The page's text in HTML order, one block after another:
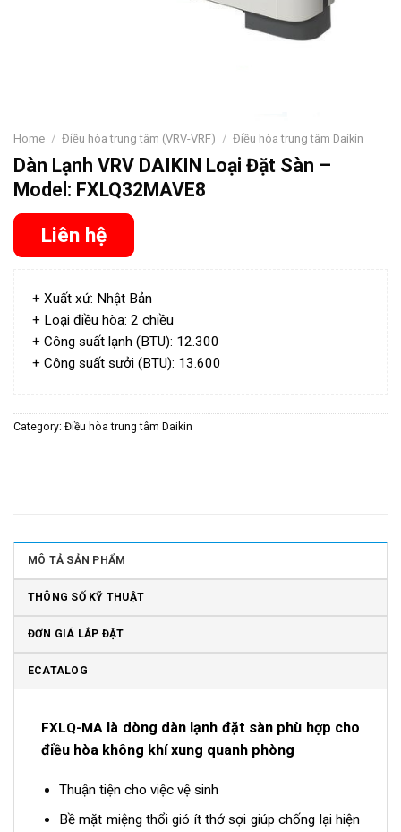
Home / Điều hòa trung tâm (VRV-VRF) / Điều hòa trung tâm Daikin
Dàn Lạnh VRV DAIKIN Loại Đặt Sàn –
Model: FXLQ32MAVE8
Liên hệ
+ Xuất xứ: Nhật Bản
+ Loại điều hòa: 2 chiều
+ Công suất lạnh (BTU): 12.300
+ Công suất sưởi (BTU): 13.600
Category: Điều hòa trung tâm Daikin
MÔ TẢ SẢN PHẨM
THÔNG SỐ KỸ THUẬT
ĐƠN GIÁ LẮP ĐẶT
ECATALOG
FXLQ-MA là dòng dàn lạnh đặt sàn phù hợp cho
điều hòa không khí xung quanh phòng
Thuận tiện cho việc vệ sinh
Bề mặt miệng thổi gió ít thớ sợi giúp chống lại hiện